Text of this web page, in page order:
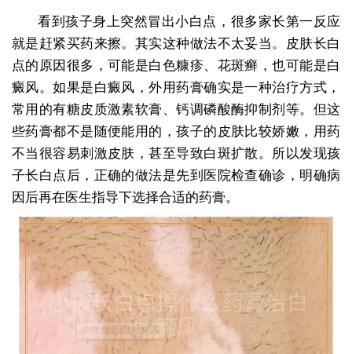
看到孩子身上突然冒出小白点，很多家长第一反应
就是赶紧买药来擦。其实这种做法不太妥当。皮肤长白
点的原因很多，可能是白色糠疹、花斑癣，也可能是白
癜风。如果是白癜风，外用药膏确实是一种治疗方式，
常用的有糖皮质激素软膏、钙调磷酸酶抑制剂等。但这
些药膏都不是随便能用的，孩子的皮肤比较娇嫩，用药
不当很容易刺激皮肤，甚至导致白斑扩散。所以发现孩
子长白点后，正确的做法是先到医院检查确诊，明确病
因后再在医生指导下选择合适的药膏。